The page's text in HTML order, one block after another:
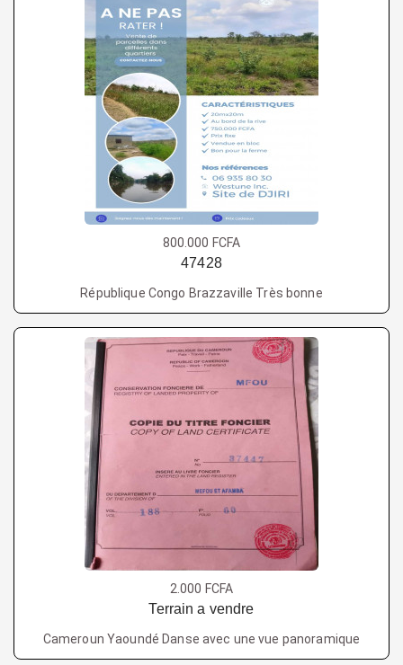
800.000 FCFA
47428
République Congo Brazzaville Très bonne
2.000 FCFA
Terrain a vendre
Cameroun Yaoundé Danse avec une vue panoramique